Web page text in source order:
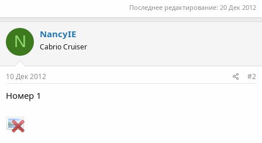
Последнее редактирование: 20 Дек 2012
N NancyIE
Cabrio Cruiser
10 Дек 2012 #2
Номер 1